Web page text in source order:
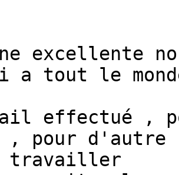
excellente
a tout le
effectué ,
, pour d'autre
travailler